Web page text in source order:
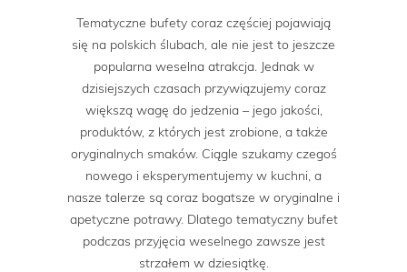
Tematyczne bufety coraz częściej pojawiają
się na polskich ślubach, ale nie jest to jeszcze
popularna weselna atrakcja. Jednak w
dzisiejszych czasach przywiązujemy coraz
większą wagę do jedzenia – jego jakości,
produktów, z których jest zrobione, a także
oryginalnych smaków. Ciągle szukamy czegoś
nowego i eksperymentujemy w kuchni, a
nasze talerze są coraz bogatsze w oryginalne i
apetyczne potrawy. Dlatego tematyczny bufet
podczas przyjęcia weselnego zawsze jest
strzałem w dziesiątkę.